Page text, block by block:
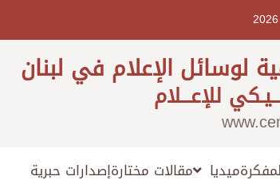
لوسائل الإعلام في لبنان
للإعـــلام
ميديا مقالات مختارةإصدارات حبرية